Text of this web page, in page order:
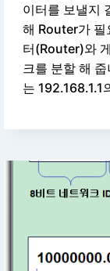
이터를 보낼지
해 Router가 필
터(Router)와
크를 분할 해
는